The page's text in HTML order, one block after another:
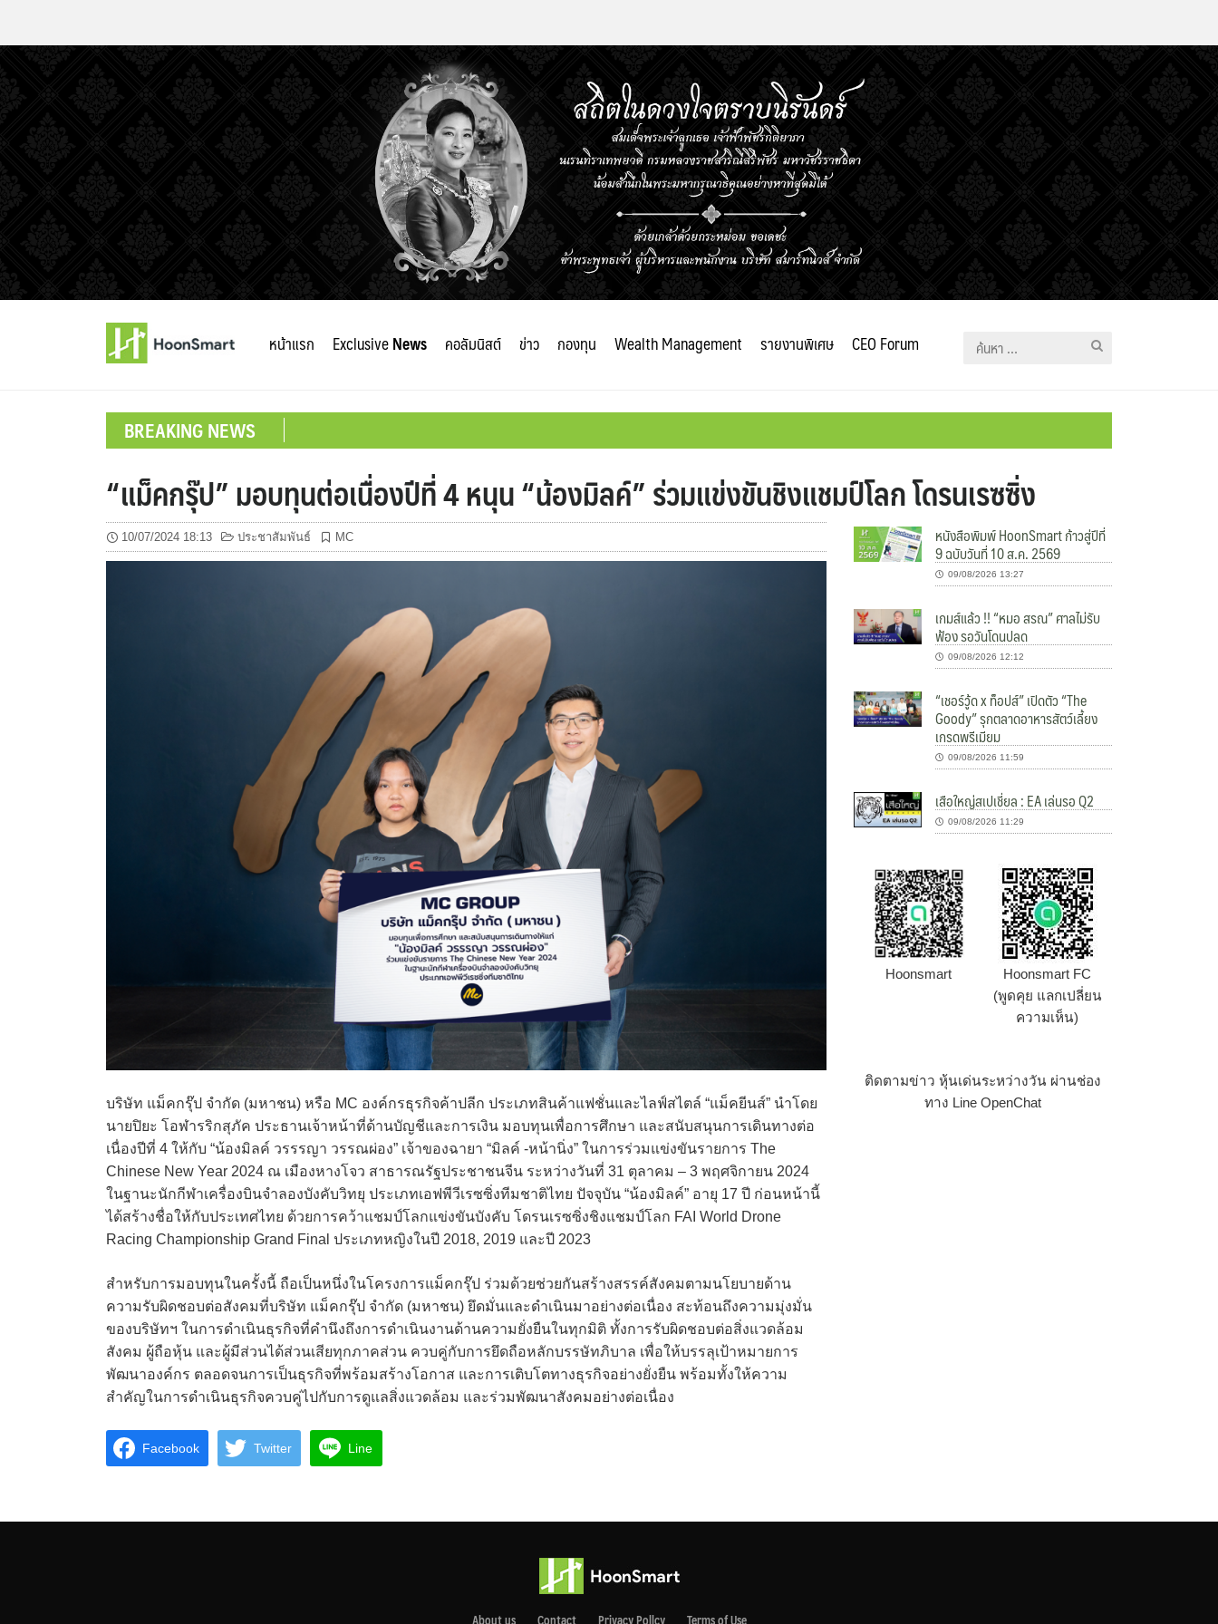
หน้าแรก ExclusiveNews คอลัมนิสต์ ข่าว กองทุน Wealth Management รายงานพิเศษ CEO Forum
ค้นหา
BREAKING NEWS
“แม็คกรุ๊ป” มอบทุนต่อเนื่องปีที่ 4 หนุน “น้องมิลค์” ร่วมแข่งขันชิงแชมป์โลก โดรนเรซซิ่ง
10/07/2024 18:13 ประชาสัมพันธ์ MC
บริษัท แม็คกรุ๊ป จำกัด (มหาชน) หรือ MC องค์กรธุรกิจค้าปลีก ประเภทสินค้าแฟชั่นและไลฟ์สไตล์ “แม็คยีนส์” นำโดย
นายปิยะ โอฬารริกสุภัค ประธานเจ้าหน้าที่ด้านบัญชีและการเงิน มอบทุนเพื่อการศึกษา และสนับสนุนการเดินทางต่อ
เนื่องปีที่ 4 ให้กับ “น้องมิลค์ วรรรญา วรรณผ่อง” เจ้าของฉายา “มิลค์ -หน้านิ่ง” ในการร่วมแข่งขันรายการ The
Chinese New Year 2024 ณ เมืองหางโจว สาธารณรัฐประชาชนจีน ระหว่างวันที่ 31 ตุลาคม – 3 พฤศจิกายน 2024
ในฐานะนักกีฬาเครื่องบินจำลองบังคับวิทยุ ประเภทเอฟพีวีเรซซิ่งทีมชาติไทย ปัจจุบัน “น้องมิลค์” อายุ 17 ปี ก่อนหน้านี้
ได้สร้างชื่อให้กับประเทศไทย ด้วยการคว้าแชมป์โลกแข่งขันบังคับ โดรนเรซซิ่งชิงแชมป์โลก FAI World Drone
Racing Championship Grand Final ประเภทหญิงในปี 2018, 2019 และปี 2023
สำหรับการมอบทุนในครั้งนี้ ถือเป็นหนึ่งในโครงการแม็คกรุ๊ป ร่วมด้วยช่วยกันสร้างสรรค์สังคมตามนโยบายด้าน
ความรับผิดชอบต่อสังคมที่บริษัท แม็คกรุ๊ป จำกัด (มหาชน) ยึดมั่นและดำเนินมาอย่างต่อเนื่อง สะท้อนถึงความมุ่งมั่น
ของบริษัทฯ ในการดำเนินธุรกิจที่คำนึงถึงการดำเนินงานด้านความยั่งยืนในทุกมิติ ทั้งการรับผิดชอบต่อสิ่งแวดล้อม
สังคม ผู้ถือหุ้น และผู้มีส่วนได้ส่วนเสียทุกภาคส่วน ควบคู่กับการยึดถือหลักบรรษัทภิบาล เพื่อให้บรรลุเป้าหมายการ
พัฒนาองค์กร ตลอดจนการเป็นธุรกิจที่พร้อมสร้างโอกาส และการเติบโตทางธุรกิจอย่างยั่งยืน พร้อมทั้งให้ความ
สำคัญในการดำเนินธุรกิจควบคู่ไปกับการดูแลสิ่งแวดล้อม และร่วมพัฒนาสังคมอย่างต่อเนื่อง
Facebook Twitter Line
หนังสือพิมพ์ HoonSmart ก้าวสู่ปีที่
9 ฉบับวันที่ 10 ส.ค. 2569
09/08/2026 13:27
เกมส์แล้ว !! “หมอ สรณ” ศาลไม่รับ
ฟ้อง รอวันโดนปลด
09/08/2026 12:12
“เชอร์วู้ด x ท็อปส์” เปิดตัว “The
Goody” รุกตลาดอาหารสัตว์เลี้ยง
เกรดพรีเมียม
09/08/2026 11:59
เสือใหญ่สเปเชี่ยล : EA เล่นรอ Q2
09/08/2026 11:29
Hoonsmart
Hoonsmart FC
(พูดคุย แลกเปลี่ยน
ความเห็น)
ติดตามข่าว หุ้นเด่นระหว่างวัน ผ่านช่อง
ทาง Line OpenChat